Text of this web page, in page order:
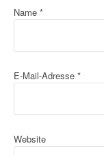
Name *
E-Mail-Adresse *
Website